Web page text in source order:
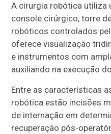
A cirurgia robótica
console cirúrgico, torre
robóticos controlados
oferece visualização
e instrumentos com
auxiliando na execução
Entre as características
robótica estão incisões
de internação em
recuperação pós-